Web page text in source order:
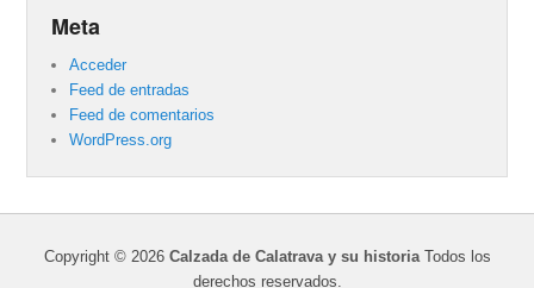
Meta
Acceder
Feed de entradas
Feed de comentarios
WordPress.org
Copyright © 2026 Calzada de Calatrava y su historiaTodos los
derechos reservados.